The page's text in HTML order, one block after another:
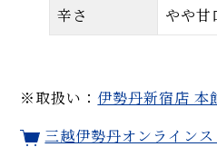
辛さ
やや甘
※取扱い： 伊勢丹新宿店 本
三越伊勢丹オンライン